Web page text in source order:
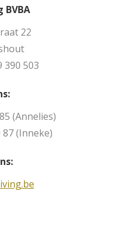
22
390 503
(Annelies)
87 (Inneke)